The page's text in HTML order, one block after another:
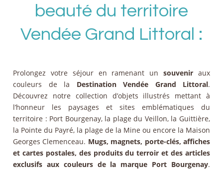
beauté du territoire
Vendée Grand Littoral :
Prolongez votre séjour en ramenant unsouvenir aux
couleurs de la Destination Vendée Grand Littoral.
Découvrez notre collection d’objets illustrés mettant à
l’honneur les paysages et sites emblématiques du
territoire : Port Bourgenay, la plage du Veillon, la Guittière,
la Pointe du Payré, la plage de la Mine ou encore la Maison
Georges Clemenceau. Mugs, magnets, porte-clés, affiches
et cartes postales, des produits du terroir et des articles
exclusifs aux couleurs de la marque Port Bourgenay.